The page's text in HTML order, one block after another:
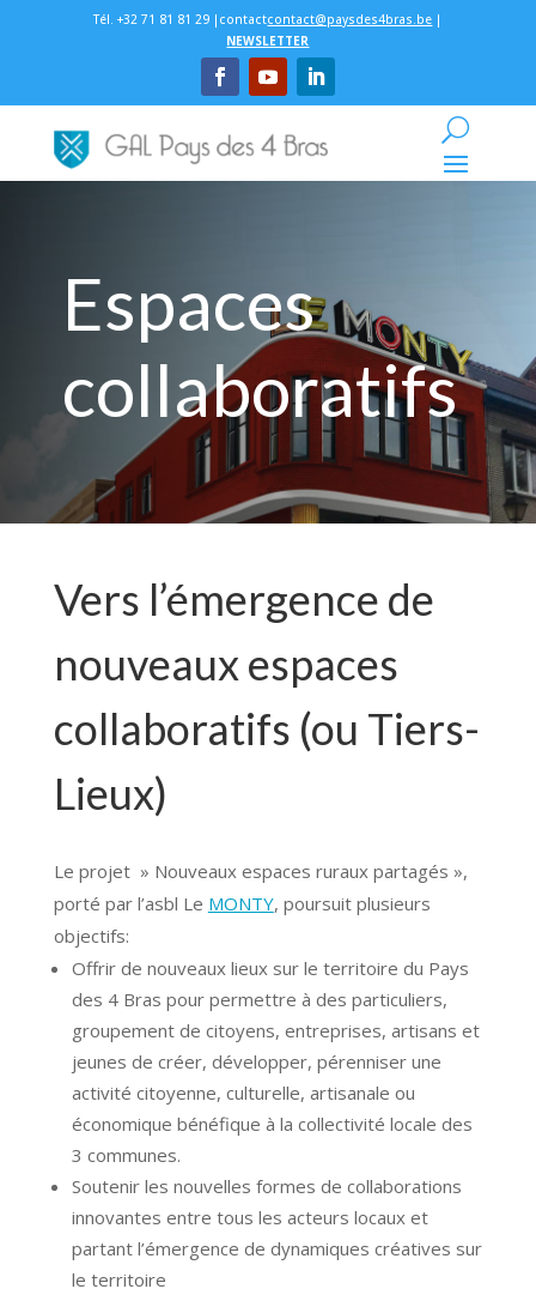
Tél. +32 71 81 81 29 |contactcontact@paysdes4bras.be |
NEWSLETTER
Espaces
collaboratifs
Vers l’émergence de
nouveaux espaces
collaboratifs (ou Tiers-
Lieux)
Le projet » Nouveaux espaces ruraux partagés »,
porté par l’asbl Le MONTY, poursuit plusieurs
objectifs:
Offrir de nouveaux lieux sur le territoire du Pays
des 4 Bras pour permettre à des particuliers,
groupement de citoyens, entreprises, artisans et
jeunes de créer, développer, pérenniser une
activité citoyenne, culturelle, artisanale ou
économique bénéfique à la collectivité locale des
3 communes.
Soutenir les nouvelles formes de collaborations
innovantes entre tous les acteurs locaux et
partant l’émergence de dynamiques créatives sur
le territoire